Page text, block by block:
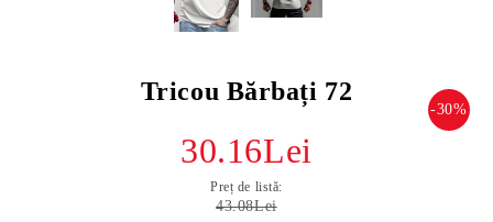
Tricou Bărbați 72
-30%
30.16Lei
Preț de listă:
43.08Lei